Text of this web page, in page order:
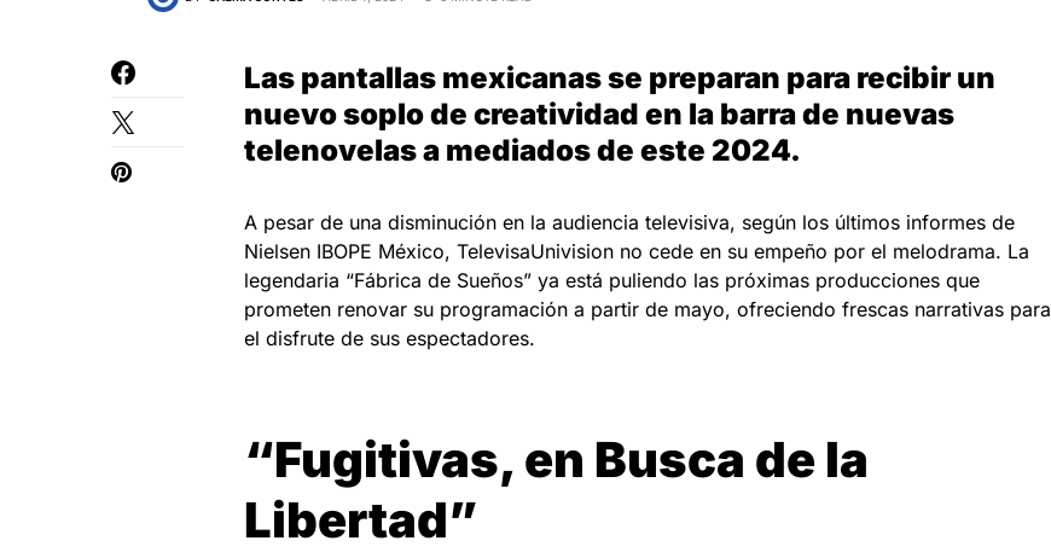
Las pantallas mexicanas se preparan para recibir un
nuevo soplo de creatividad en la barra de nuevas
telenovelas a mediados de este 2024.
A pesar de una disminución en la audiencia televisiva, según los últimos informes de
Nielsen IBOPE México, TelevisaUnivision no cede en su empeño por el melodrama. La
legendaria “Fábrica de Sueños” ya está puliendo las próximas producciones que
prometen renovar su programación a partir de mayo, ofreciendo frescas narrativas para
el disfrute de sus espectadores.
“Fugitivas, en Busca de la
Libertad”